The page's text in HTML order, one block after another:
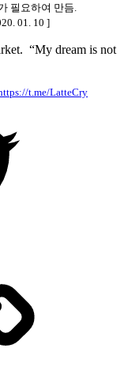
필요하여 만듬.
01. 10 ]
“My dream is not
t.me/LatteCry